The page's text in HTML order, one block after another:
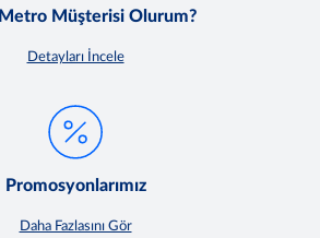
Metro Müşterisi Olurum?
Detayları İncele
Promosyonlarımız
Daha Fazlasını Gör